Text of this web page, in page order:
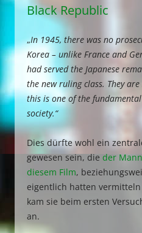
Black Republic
„In 1945, there was no
Korea – unlike France and
had served the Japanese
the new ruling class. They
this is one of the
society.“
Dies dürfte wohl ein
gewesen sein, die der
diesem Film,
eigentlich hatten
kam sie beim ersten
an.